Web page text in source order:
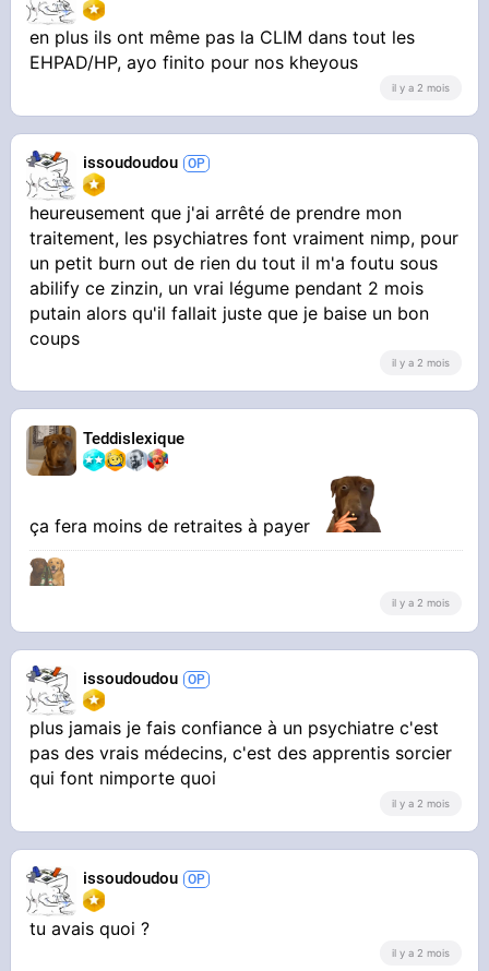
en plus ils ont même pas la CLIM dans tout les
EHPAD/HP, ayo finito pour nos kheyous
il y a 2 mois
issoudoudou
heureusement que j'ai arrêté de prendre mon
traitement, les psychiatres font vraiment nimp, pour
un petit burn out de rien du tout il m'a foutu sous
abilify ce zinzin, un vrai légume pendant 2 mois
putain alors qu'il fallait juste que je baise un bon
coups
il y a 2 mois
TeddisIexique
ça fera moins de retraites à payer
il y a 2 mois
issoudoudou
plus jamais je fais confiance à un psychiatre c'est
pas des vrais médecins, c'est des apprentis sorcier
qui font nimporte quoi
il y a 2 mois
issoudoudou
tu avais quoi ?
il y a 2 mois